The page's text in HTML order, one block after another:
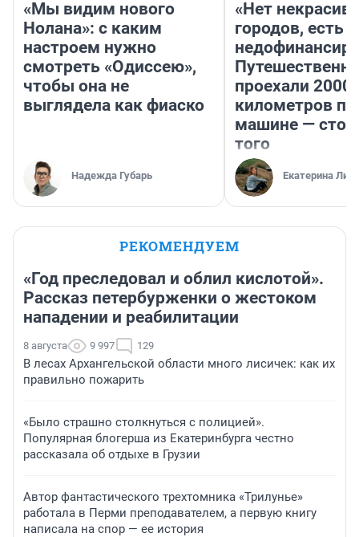
«Мы видим нового
Нолана»: с каким
настроем нужно
смотреть «Одиссею»,
чтобы она не
выглядела как фиаско
Надежда Губарь
«Нет
городов, есть
проехали 2000
километров по
машине —
того
Екатерина
РЕКОМЕНДУЕМ
«Год преследовал и облил кислотой».
Рассказ петербурженки о жестоком
нападении и реабилитации
8 августа 9 997 129
В лесах Архангельской области много лисичек: как их
правильно пожарить
«Было страшно столкнуться с полицией».
Популярная блогерша из Екатеринбурга честно
рассказала об отдыхе в Грузии
Автор фантастического трехтомника «Трилунье»
работала в Перми преподавателем, а первую книгу
написала на спор — ее история